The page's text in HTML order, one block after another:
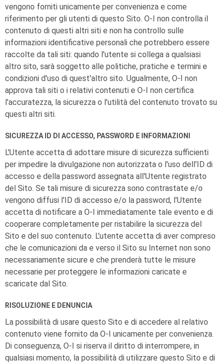
vengono forniti unicamente per convenienza e come
riferimento per gli utenti di questo Sito. O-I non controlla il
contenuto di questi altri siti e non ha controllo sulle
informazioni identificative personali che potrebbero essere
raccolte da tali siti: quando l'utente si collega a qualsiasi
altro sito, sarà soggetto alle politiche, pratiche e termini e
condizioni d'uso di quest'altro sito. Ugualmente, O-I non
approva tali siti o i relativi contenuti e O-I non certifica
l'accuratezza, la sicurezza o l'utilità del contenuto trovato su
questi altri siti.
SICUREZZA ID DI ACCESSO, PASSWORD E INFORMAZIONI
L'Utente accetta di adottare misure di sicurezza sufficienti
per impedire la divulgazione non autorizzata o l'uso dell'ID di
accesso e della password assegnata all'Utente registrato
del Sito. Se tali misure di sicurezza sono contrastate e/o
vengono diffusi l'ID di accesso e/o la password, l'Utente
accetta di notificare a O-I immediatamente tale evento e di
cooperare completamente per ristabilire la sicurezza del
Sito e del suo contenuto. L'utente accetta di aver compreso
che le comunicazioni da e verso il Sito su Internet non sono
necessariamente sicure e che prenderà tutte le misure
necessarie per proteggere le informazioni caricate e
scaricate dal Sito.
RISOLUZIONE E DENUNCIA
La possibilità di usare questo Sito e di accedere al relativo
contenuto viene fornito da O-I unicamente per convenienza.
Di conseguenza, O-I si riserva il diritto di interrompere, in
qualsiasi momento, la possibilità di utilizzare questo Sito e di